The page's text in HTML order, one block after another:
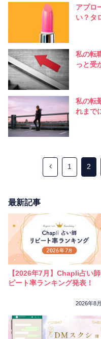
アプロ
い？タ
私の転
っと受
私の転
れまで
1 2
最新記事
【2026年7月】Chapli占い師
ピート率ランキング発表！
2026年8